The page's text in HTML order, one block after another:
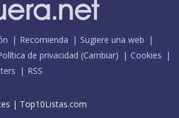
Recomienda
Sugiere una web
de privacidad (Cambiar)
Cookies
RSS
| Top10Listas.com